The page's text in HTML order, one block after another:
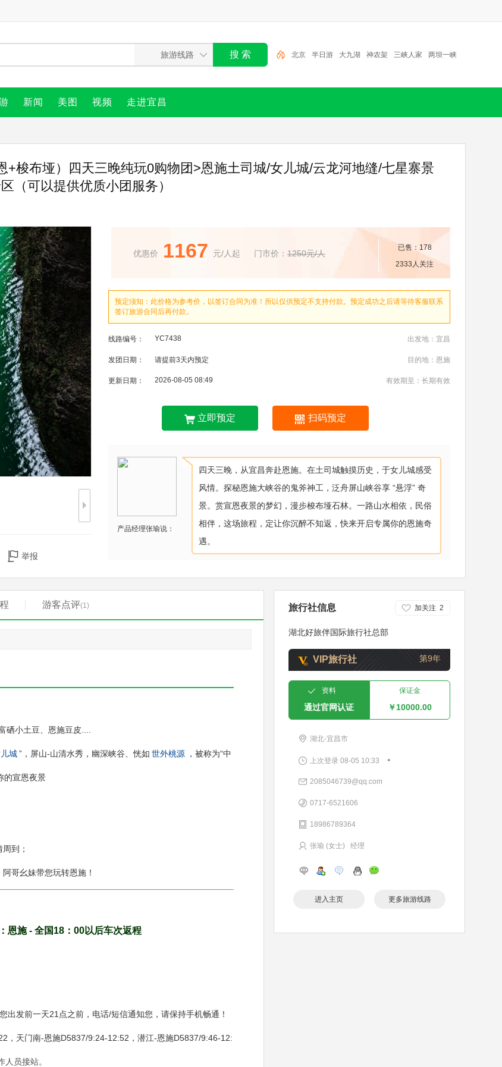
北京 半日游 大九湖 神农架 三峡人家 两坝一峡
新闻 美图 视频 走进宜昌
梭布垭）四天三晚纯玩0购物团>恩施土司城/女儿城/云龙河地缝/七星寨景
（可以提供优质小团服务）
举报
优惠价 1167 元/人起 门市价： 1250元/人
已售：178
2333人关注
预定须知：此价格为参考价，以签订合同为准！所以仅供预定不支持付款。预定成功之后请等待客服联系
签订旅游合同后再付款。
线路编号： YC7438 出发地：宜昌
发团日期： 请提前3天内预定 目的地：恩施
更新日期： 2026-08-05 08:49 有效期至：长期有效
立即预定 扫码预定
产品经理张瑜说：
四天三晚，从宜昌奔赴恩施。在土司城触摸历史，于女儿城感受
风情。探秘恩施大峡谷的鬼斧神工，泛舟屏山峡谷享 “悬浮” 奇
景。赏宣恩夜景的梦幻，漫步梭布垭石林。一路山水相依，民俗
相伴，这场旅程，定让你沉醉不知返，快来开启专属你的恩施奇
遇。
游客点评(1)
硒小土豆、恩施豆皮....
城”，屏山-山清水秀，幽深峡谷、恍如 世外桃源 ，被称为“中
的宣恩夜景
到；
哥幺妹带您玩转恩施！
恩施 - 全国18：00以后车次返程
发前一天21点之前，电话/短信通知您，请保持手机畅通！
，天门南-恩施D5837/9:24-12:52，潜江-恩施D5837/9:46-12:
员接站。
旅行社信息 加关注 2
湖北好旅伴国际旅行社总部
VIP旅行社 第9年
资料
通过官网认证
保证金
￥10000.00
湖北-宜昌市
上次登录 08-05 10:33 •
2085046739@qq.com
0717-6521606
18986789364
张瑜 (女士) 经理
进入主页 更多旅游线路